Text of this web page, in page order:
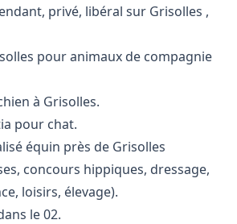
privé, libéral sur Grisolles ,
pour animaux de compagnie
à Grisolles.
pour chat.
équin près de Grisolles
concours hippiques, dressage,
loisirs, élevage).
le 02.